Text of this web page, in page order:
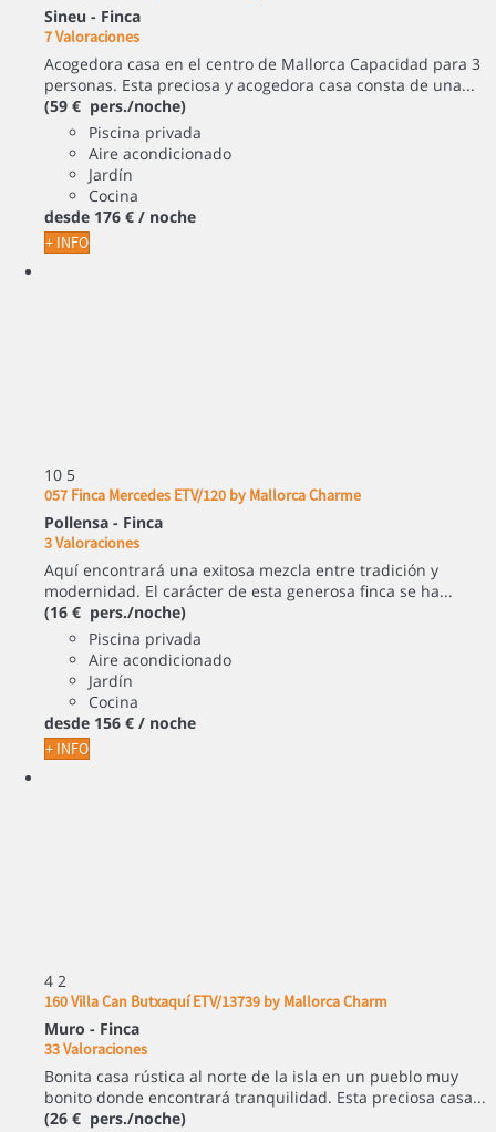
Sineu - Finca
7 Valoraciones
Acogedora casa en el centro de Mallorca Capacidad para 3
personas. Esta preciosa y acogedora casa consta de una...
(59 € pers./noche)
Piscina privada
Aire acondicionado
Jardín
Cocina
desde 176 € / noche
+ INFO
10 5
057 Finca Mercedes ETV/120 by Mallorca Charme
Pollensa - Finca
3 Valoraciones
Aquí encontrará una exitosa mezcla entre tradición y
modernidad. El carácter de esta generosa finca se ha...
(16 € pers./noche)
Piscina privada
Aire acondicionado
Jardín
Cocina
desde 156 € / noche
+ INFO
4 2
160 Villa Can Butxaquí ETV/13739 by Mallorca Charm
Muro - Finca
33 Valoraciones
Bonita casa rústica al norte de la isla en un pueblo muy
bonito donde encontrará tranquilidad. Esta preciosa casa...
(26 € pers./noche)